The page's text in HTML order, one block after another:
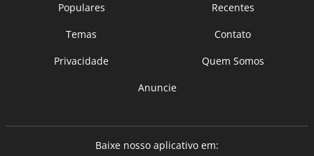
Populares
Recentes
Temas
Contato
Privacidade
Quem Somos
Anuncie
Baixe nosso aplicativo em: